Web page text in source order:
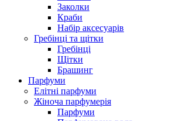
Заколки
Краби
Набір аксесуарів
Гребінці та щітки
Гребінці
Щітки
Брашинг
Парфуми
Елітні парфуми
Жіноча парфумерія
Парфуми